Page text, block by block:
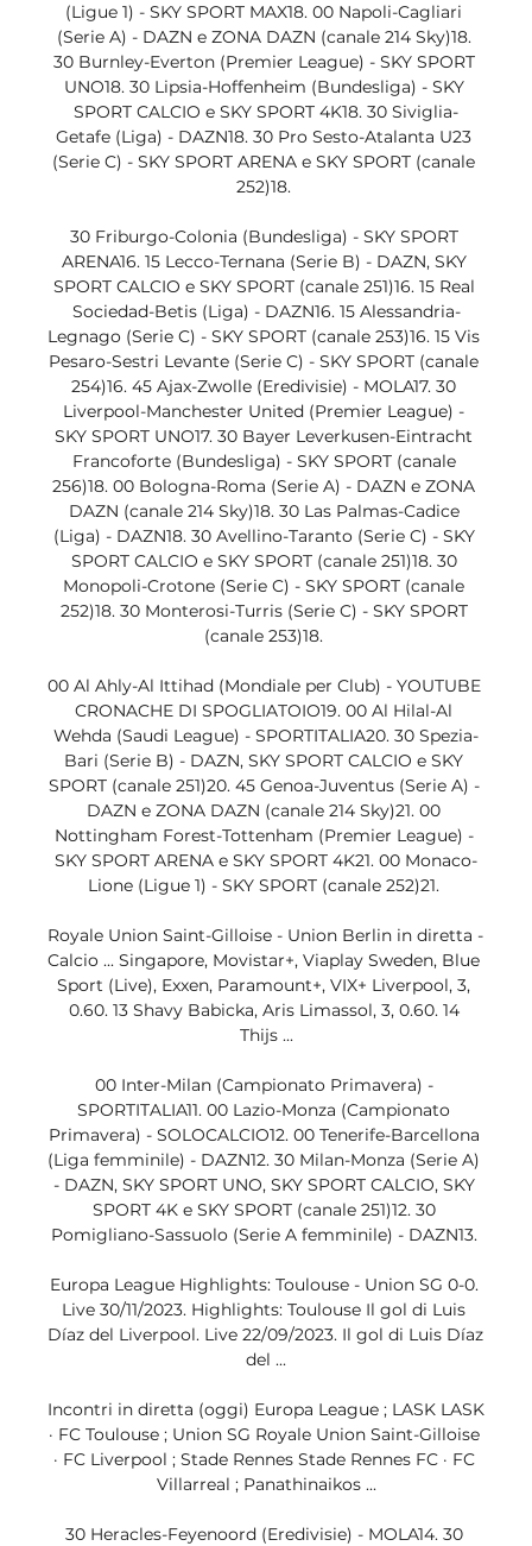
(Ligue 1) - SKY SPORT MAX18. 00 Napoli-Cagliari
(Serie A) - DAZN e ZONA DAZN (canale 214 Sky)18.
30 Burnley-Everton (Premier League) - SKY SPORT
UNO18. 30 Lipsia-Hoffenheim (Bundesliga) - SKY
SPORT CALCIO e SKY SPORT 4K18. 30 Siviglia-
Getafe (Liga) - DAZN18. 30 Pro Sesto-Atalanta U23
(Serie C) - SKY SPORT ARENA e SKY SPORT (canale
252)18.
30 Friburgo-Colonia (Bundesliga) - SKY SPORT
ARENA16. 15 Lecco-Ternana (Serie B) - DAZN, SKY
SPORT CALCIO e SKY SPORT (canale 251)16. 15 Real
Sociedad-Betis (Liga) - DAZN16. 15 Alessandria-
Legnago (Serie C) - SKY SPORT (canale 253)16. 15 Vis
Pesaro-Sestri Levante (Serie C) - SKY SPORT (canale
254)16. 45 Ajax-Zwolle (Eredivisie) - MOLA17. 30
Liverpool-Manchester United (Premier League) -
SKY SPORT UNO17. 30 Bayer Leverkusen-Eintracht
Francoforte (Bundesliga) - SKY SPORT (canale
256)18. 00 Bologna-Roma (Serie A) - DAZN e ZONA
DAZN (canale 214 Sky)18. 30 Las Palmas-Cadice
(Liga) - DAZN18. 30 Avellino-Taranto (Serie C) - SKY
SPORT CALCIO e SKY SPORT (canale 251)18. 30
Monopoli-Crotone (Serie C) - SKY SPORT (canale
252)18. 30 Monterosi-Turris (Serie C) - SKY SPORT
(canale 253)18.
00 Al Ahly-Al Ittihad (Mondiale per Club) - YOUTUBE
CRONACHE DI SPOGLIATOIO19. 00 Al Hilal-Al
Wehda (Saudi League) - SPORTITALIA20. 30 Spezia-
Bari (Serie B) - DAZN, SKY SPORT CALCIO e SKY
SPORT (canale 251)20. 45 Genoa-Juventus (Serie A) -
DAZN e ZONA DAZN (canale 214 Sky)21. 00
Nottingham Forest-Tottenham (Premier League) -
SKY SPORT ARENA e SKY SPORT 4K21. 00 Monaco-
Lione (Ligue 1) - SKY SPORT (canale 252)21.
Royale Union Saint-Gilloise - Union Berlin in diretta -
Calcio ... Singapore, Movistar+, Viaplay Sweden, Blue
Sport (Live), Exxen, Paramount+, VIX+ Liverpool, 3,
0.60. 13 Shavy Babicka, Aris Limassol, 3, 0.60. 14
Thijs ...
00 Inter-Milan (Campionato Primavera) -
SPORTITALIA11. 00 Lazio-Monza (Campionato
Primavera) - SOLOCALCIO12. 00 Tenerife-Barcellona
(Liga femminile) - DAZN12. 30 Milan-Monza (Serie A)
- DAZN, SKY SPORT UNO, SKY SPORT CALCIO, SKY
SPORT 4K e SKY SPORT (canale 251)12. 30
Pomigliano-Sassuolo (Serie A femminile) - DAZN13.
Europa League Highlights: Toulouse - Union SG 0-0.
Live 30/11/2023. Highlights: Toulouse Il gol di Luis
Díaz del Liverpool. Live 22/09/2023. Il gol di Luis Díaz
del ...
Incontri in diretta (oggi) Europa League ; LASK LASK
· FC Toulouse ; Union SG Royale Union Saint-Gilloise
· FC Liverpool ; Stade Rennes Stade Rennes FC · FC
Villarreal ; Panathinaikos ...
30 Heracles-Feyenoord (Eredivisie) - MOLA14. 30